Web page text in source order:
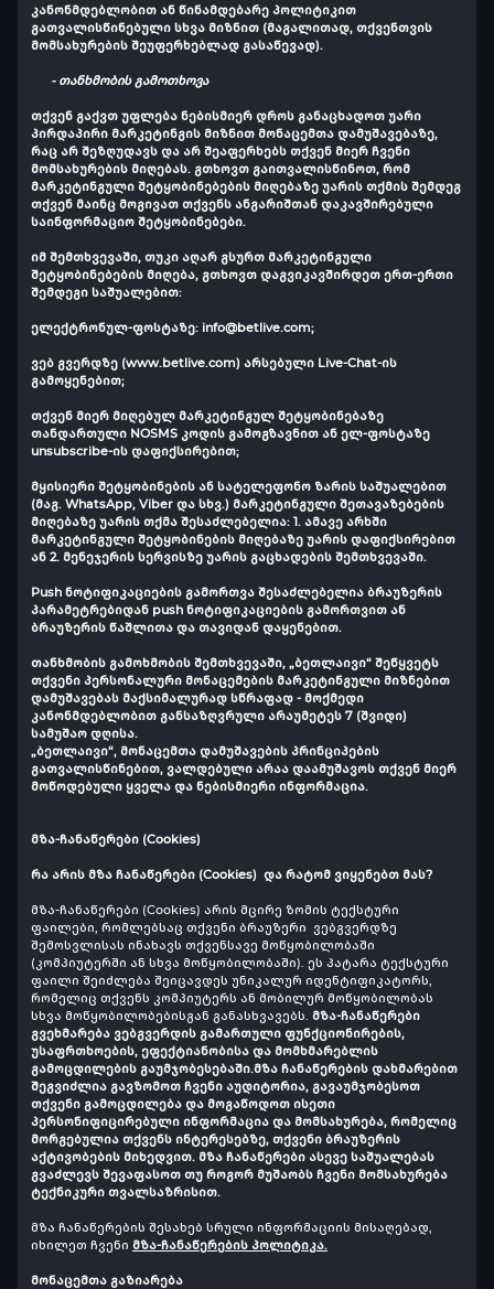
კანონმდებლობით ან წინამდებარე პოლიტიკით
გათვალისწინებული სხვა მიზნით (მაგალითად, თქვენთვის
მომსახურების შეუფერხებლად გასაწევად).
- თანხმობის გამოთხოვა
თქვენ გაქვთ უფლება ნებისმიერ დროს განაცხადოთ უარი
პირდაპირი მარკეტინგის მიზნით მონაცემთა დამუშავებაზე,
რაც არ შეზღუდავს და არ შეაფერხებს თქვენ მიერ ჩვენი
მომსახურების მიღებას. გთხოვთ გაითვალისწინოთ, რომ
მარკეტინგული შეტყობინებების მიღებაზე უარის თქმის შემდეგ
თქვენ მაინც მოგივათ თქვენს ანგარიშთან დაკავშირებული
საინფორმაციო შეტყობინებები.
იმ შემთხვევაში, თუკი აღარ გსურთ მარკეტინგული
შეტყობინებების მიღება, გთხოვთ დაგვიკავშირდეთ ერთ-ერთი
შემდეგი საშუალებით:
ელექტრონულ-ფოსტაზე: info@betlive.com;
ვებ გვერდზე (www.betlive.com) არსებული Live-Chat-ის
გამოყენებით;
თქვენ მიერ მიღებულ მარკეტინგულ შეტყობინებაზე
თანდართული NOSMS კოდის გამოგზავნით ან ელ-ფოსტაზე
unsubscribe-ის დაფიქსირებით;
მყისიერი შეტყობინების ან სატელეფონო ზარის საშუალებით
(მაგ. WhatsApp, Viber და სხვ.) მარკეტინგული შეთავაზებების
მიღებაზე უარის თქმა შესაძლებელია: 1. ამავე არხში
მარკეტინგული შეტყობინების მიღებაზე უარის დაფიქსირებით
ან 2. მენეჯერის სერვისზე უარის გაცხადების შემთხვევაში.
Push ნოტიფიკაციების გამორთვა შესაძლებელია ბრაუზერის
პარამეტრებიდან push ნოტიფიკაციების გამორთვით ან
ბრაუზერის წაშლითა და თავიდან დაყენებით.
თანხმობის გამოხმობის შემთხვევაში, „ბეთლაივი“ შეწყვეტს
თქვენი პერსონალური მონაცემების მარკეტინგული მიზნებით
დამუშავებას მაქსიმალურად სწრაფად - მოქმედი
კანონმდებლობით განსაზღვრული არაუმეტეს 7 (შვიდი)
სამუშაო დღისა.
„ბეთლაივი“, მონაცემთა დამუშავების პრინციპების
გათვალისწინებით, ვალდებული არაა დაამუშავოს თქვენ მიერ
მოწოდებული ყველა და ნებისმიერი ინფორმაცია.
მზა-ჩანაწერები (Cookies)
რა არის მზა ჩანაწერები (Cookies) და რატომ ვიყენებთ მას?
მზა-ჩანაწერები (Cookies) არის მცირე ზომის ტექსტური
ფაილები, რომლებსაც თქვენი ბრაუზერი ვებგვერდზე
შემოსვლისას ინახავს თქვენსავე მოწყობილობაში
(კომპიუტერში ან სხვა მოწყობილობაში). ეს პატარა ტექსტური
ფაილი შეიძლება შეიცავდეს უნიკალურ იდენტიფიკატორს,
რომელიც თქვენს კომპიუტერს ან მობილურ მოწყობილობას
სხვა მოწყობილობებისგან განასხვავებს. მზა-ჩანაწერები
გვეხმარება ვებგვერდის გამართული ფუნქციონირების,
უსაფრთხოების, ეფექტიანობისა და მომხმარებლის
გამოცდილების გაუმჯობესებაში.მზა ჩანაწერების დახმარებით
შეგვიძლია გავზომოთ ჩვენი აუდიტორია, გავაუმჯობესოთ
თქვენი გამოცდილება და მოგაწოდოთ ისეთი
პერსონიფიცირებული ინფორმაცია და მომსახურება, რომელიც
მორგებულია თქვენს ინტერესებზე, თქვენი ბრაუზერის
აქტივობების მიხედვით. მზა ჩანაწერები ასევე საშუალებას
გვაძლევს შევაფასოთ თუ როგორ მუშაობს ჩვენი მომსახურება
ტექნიკური თვალსაზრისით.
მზა ჩანაწერების შესახებ სრული ინფორმაციის მისაღებად,
იხილეთ ჩვენი მზა-ჩანაწერების პოლიტიკა.
მონაცემთა გაზიარება